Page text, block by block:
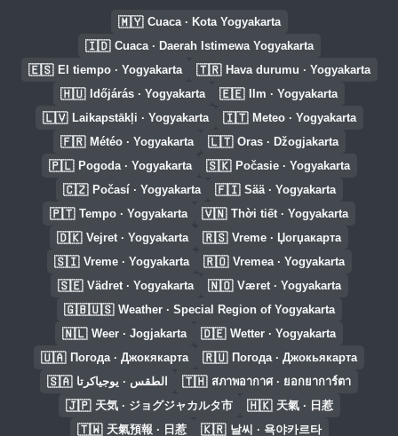
🇲🇾 Cuaca · Kota Yogyakarta
🇮🇩 Cuaca · Daerah Istimewa Yogyakarta
🇪🇸 El tiempo · Yogyakarta 🇹🇷 Hava durumu · Yogyakarta
🇭🇺 Időjárás · Yogyakarta 🇪🇪 Ilm · Yogyakarta
🇱🇻 Laikapstākļi · Yogyakarta 🇮🇹 Meteo · Yogyakarta
🇫🇷 Météo · Yogyakarta 🇱🇹 Oras · Džogjakarta
🇵🇱 Pogoda · Yogyakarta 🇸🇰 Počasie · Yogyakarta
🇨🇿 Počasí · Yogyakarta 🇫🇮 Sää · Yogyakarta
🇵🇹 Tempo · Yogyakarta 🇻🇳 Thời tiết · Yogyakarta
🇩🇰 Vejret · Yogyakarta 🇷🇸 Vreme · Џогџакарта
🇸🇮 Vreme · Yogyakarta 🇷🇴 Vremea · Yogyakarta
🇸🇪 Vädret · Yogyakarta 🇳🇴 Været · Yogyakarta
🇬🇧🇺🇸 Weather · Special Region of Yogyakarta
🇳🇱 Weer · Jogjakarta 🇩🇪 Wetter · Yogyakarta
🇺🇦 Погода · Джокякарта 🇷🇺 Погода · Джокьякарта
🇸🇦 الطقس · يوجياكرتا 🇹🇭 สภาพอากาศ · ยอกยาการ์ตา
🇯🇵 天気 · ジョグジャカルタ市 🇭🇰 天氣 · 日惹
🇹🇼 天氣預報 · 日惹 🇰🇷 날씨 · 욕야카르타